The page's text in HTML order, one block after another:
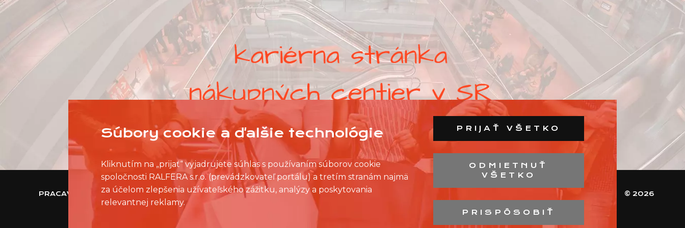
PRACAVNAKUPNOMCENTRE.SK ZOZNAM PREDAJNÍ ZOZNAM NC
OCHRANA OSOBNÝCH ÚDAJOV
© 2026
Súbory cookie a ďalšie technológie
Kliknutím na „prijať“ vyjadrujete súhlas s používaním súborov cookie
spoločnosti RALFERA s.r.o. (prevádzkovateľ portálu) a tretím stranám najmä
za účelom zlepšenia užívateľského zážitku, analýzy a poskytovania
relevantnej reklamy.
PRIJAŤ VŠETKO
ODMIETNUŤ
VŠETKO
PRISPÔSOBIŤ